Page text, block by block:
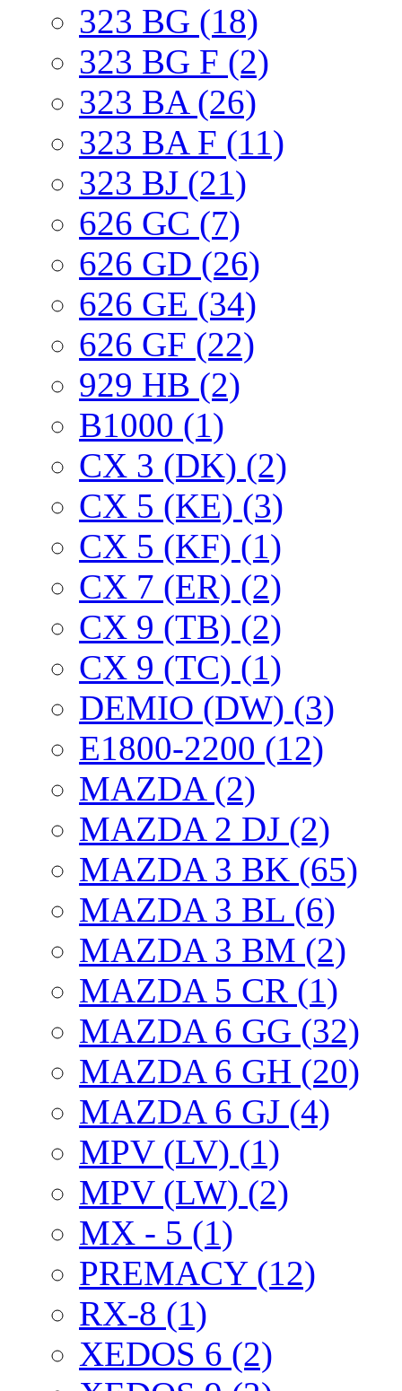
323 BG (18)
323 BG F (2)
323 BA (26)
323 BA F (11)
323 BJ (21)
626 GC (7)
626 GD (26)
626 GE (34)
626 GF (22)
929 HB (2)
B1000 (1)
CX 3 (DK) (2)
CX 5 (KE) (3)
CX 5 (KF) (1)
CX 7 (ER) (2)
CX 9 (TB) (2)
CX 9 (TC) (1)
DEMIO (DW) (3)
E1800-2200 (12)
MAZDA (2)
MAZDA 2 DJ (2)
MAZDA 3 BK (65)
MAZDA 3 BL (6)
MAZDA 3 BM (2)
MAZDA 5 CR (1)
MAZDA 6 GG (32)
MAZDA 6 GH (20)
MAZDA 6 GJ (4)
MPV (LV) (1)
MPV (LW) (2)
MX - 5 (1)
PREMACY (12)
RX-8 (1)
XEDOS 6 (2)